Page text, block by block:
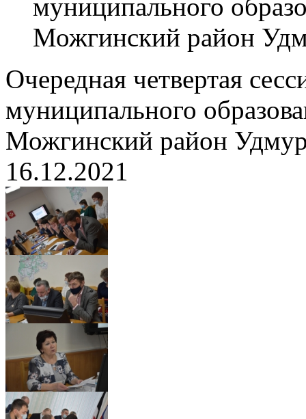
муниципального
Можгинский район
Очередная четвертая
муниципального
Можгинский район
16.12.2021